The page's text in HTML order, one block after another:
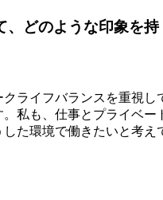
、どのような印象を持
ライフバランスを重視し
私も、仕事とプライベー
た環境で働きたいと考え